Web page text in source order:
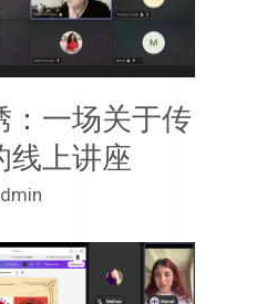
：一场关于传
线上讲座